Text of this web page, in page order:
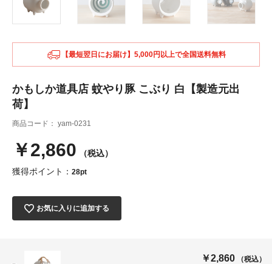
【最短翌日にお届け】5,000円以上で全国送料無料
かもしか道具店 蚊やり豚 こぶり 白【製造元出
荷】
商品コード： yam-0231
￥2,860 （税込）
獲得ポイント： 28pt
お気に入りに追加する
￥2,860 （税込）